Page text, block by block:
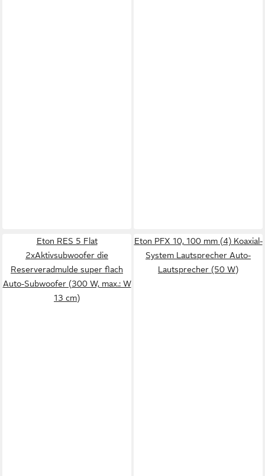
Eton RES 5 Flat
2xAktivsubwoofer die
Reserveradmulde super flach
Auto-Subwoofer (300 W, max.: W
13 cm)
Eton PFX 10, 100 mm (4) Koaxial-
System Lautsprecher Auto-
Lautsprecher (50 W)